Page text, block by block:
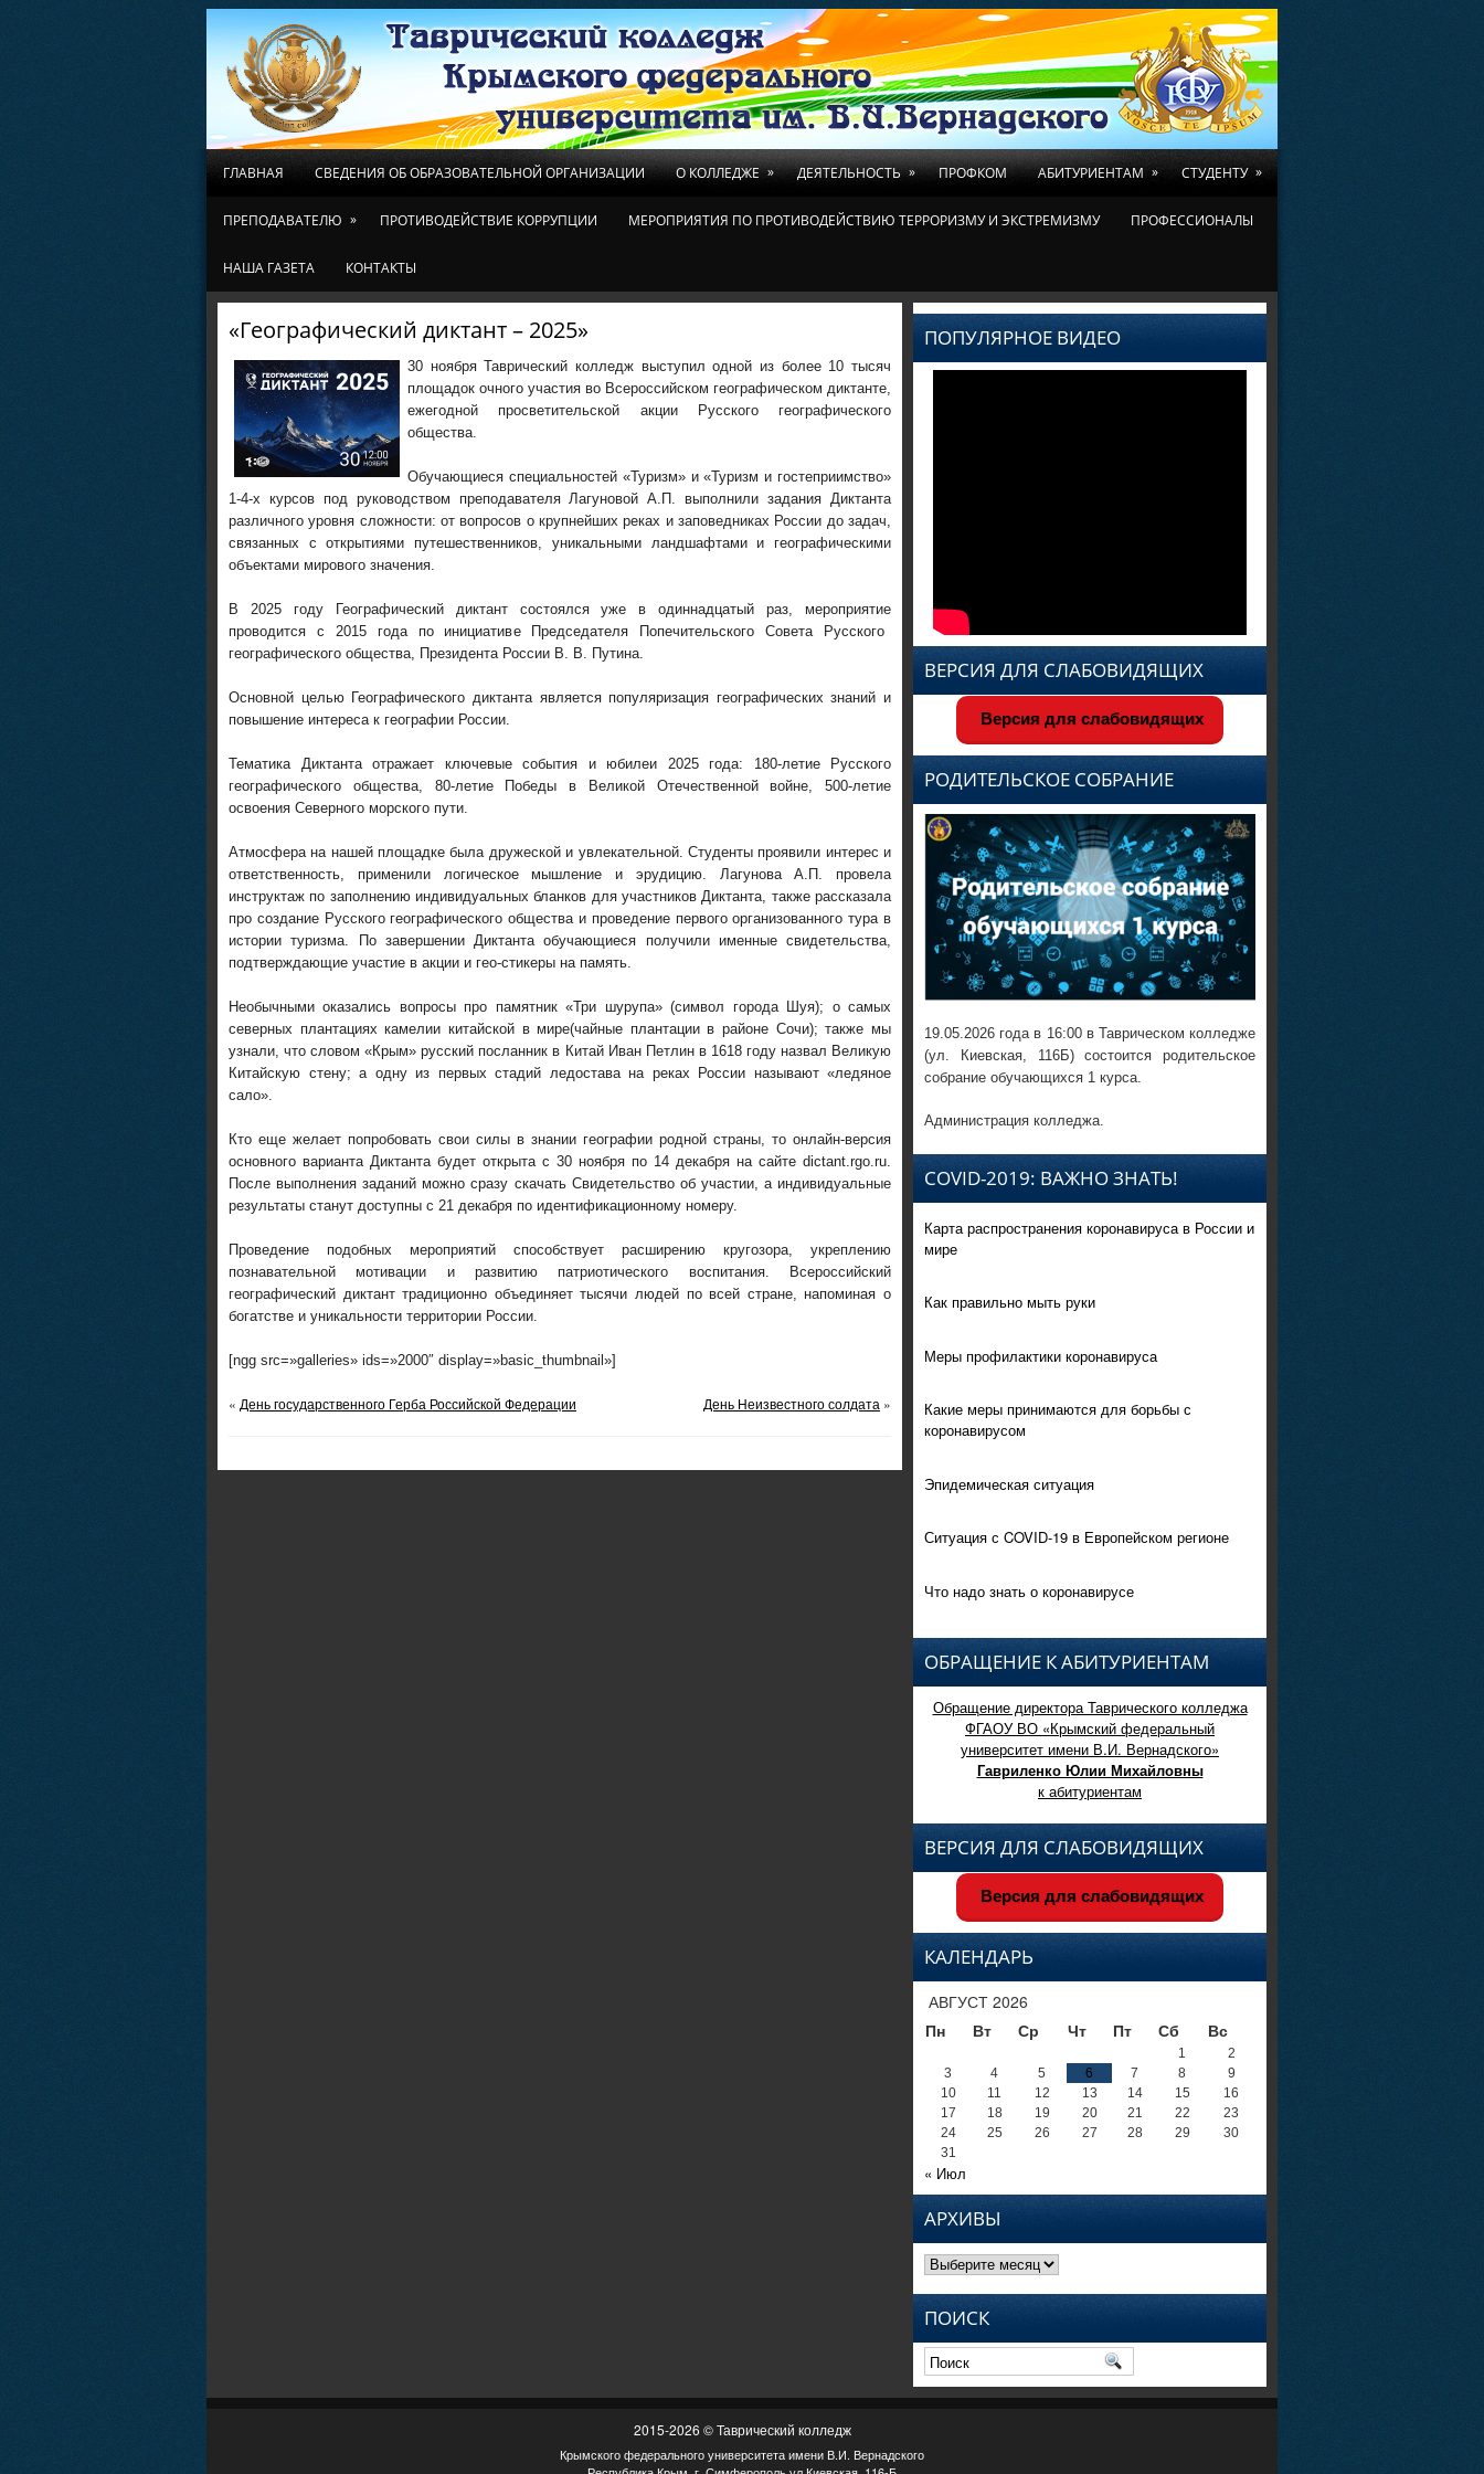
ГЛАВНАЯ СВЕДЕНИЯ ОБ ОБРАЗОВАТЕЛЬНОЙ ОРГАНИЗАЦИИ О КОЛЛЕДЖЕ » ДЕЯТЕЛЬНОСТЬ » ПРОФКОМ АБИТУРИЕНТАМ » СТУДЕНТУ »
ПРЕПОДАВАТЕЛЮ » ПРОТИВОДЕЙСТВИЕ КОРРУПЦИИ МЕРОПРИЯТИЯ ПО ПРОТИВОДЕЙСТВИЮ ТЕРРОРИЗМУ И ЭКСТРЕМИЗМУ ПРОФЕССИОНАЛЫ
НАША ГАЗЕТА КОНТАКТЫ
«Географический диктант – 2025»​
30 ноябряТаврический колледж выступил одной из более 10 тысяч
площадок очного участия во Всероссийском географическом диктанте,
ежегодной просветительской акции Русского географического
общества.
Обучающиеся специальностей «Туризм» и «Туризм и гостеприимство»
1-4-х курсовпод руководством преподавателя Лагуновой А.П. выполнили заданияДиктанта
различного уровня сложности: от вопросов о крупнейших реках и заповедниках России до задач,
связанных с открытиями путешественников, уникальными ландшафтами и географическими
объектами мирового значения.
В 2025 году Географический диктантсостоялсяуже в одиннадцатый раз, мероприятие
проводится с 2015 года по инициативе Председателя Попечительского Совета Русского
географического общества, Президента России В. В. Путина.
Основной целью Географического диктанта является популяризация географических знаний и
повышение интереса к географии России.
Тематика Диктанта отражает ключевые события и юбилеи 2025 года: 180-летие Русского
географического общества, 80-летие Победы в Великой Отечественной войне, 500-летие
освоения Северного морского пути.
Атмосфера нанашейплощадке была дружеской и увлекательной. Студенты проявили интерес и
ответственность, применили логическое мышление и эрудицию. Лагунова А.П. провела
инструктаж по заполнению индивидуальных бланков для участников Диктанта, также рассказала
про создание Русского географического обществаи проведение первого организованного тура в
истории туризма.
По завершении Диктантаобучающиеся получили именные свидетельства,
подтверждающие участие в акции и гео-стикеры на память.
Необычными оказались вопросы про памятник «Три шурупа»(символ города Шуя); осамых
северных плантациях камелии китайской в мире(чайные плантации в районе Сочи); также мы
узнали, чтословом «Крым» русский посланник в Китай Иван Петлинв 1618 году назвал Великую
Китайскую стену; а однуиз первых стадий ледоставана реках России называют «ледяное
сало».
Кто еще желает попробовать свои силы в знании географии родной страны, то онлайн-версия
основного варианта Диктанта будет открыта с 30 ноября по 14 декабря на сайте dictant.rgo.ru.
После выполнения заданий можно сразу скачать Свидетельство об участии, а индивидуальные
результаты станут доступны с 21 декабря по идентификационному номеру.
Проведение подобных мероприятий способствует расширению кругозора, укреплению
познавательной мотивации и развитию патриотического воспитания. Всероссийский
географический диктант традиционно объединяет тысячи людей по всей стране, напоминая о
богатстве и уникальности территории России.
[ngg src=»galleries» ids=»2000″ display=»basic_thumbnail»]
« День государственного Герба Российской Федерации День Неизвестного солдата »
ПОПУЛЯРНОЕ ВИДЕО
ВЕРСИЯ ДЛЯ СЛАБОВИДЯЩИХ
Версия для слабовидящих
РОДИТЕЛЬСКОЕ СОБРАНИЕ
19.05.2026 года в 16:00 в Таврическом колледже
(ул. Киевская, 116Б) состоится родительское
собрание обучающихся 1 курса.
Администрация колледжа.
COVID-2019: ВАЖНО ЗНАТЬ!
Карта распространения коронавируса в России и
мире
Как правильно мыть руки
Меры профилактики коронавируса
Какие меры принимаются для борьбы с
коронавирусом
Эпидемическая ситуация
Ситуация с COVID-19 в Европейском регионе
Что надо знать о коронавирусе
ОБРАЩЕНИЕ К АБИТУРИЕНТАМ
Обращение директора Таврического колледжа
ФГАОУ ВО «Крымский федеральный
университет имени В.И. Вернадского»
Гавриленко Юлии Михайловны
к абитуриентам
ВЕРСИЯ ДЛЯ СЛАБОВИДЯЩИХ
Версия для слабовидящих
КАЛЕНДАРЬ
АВГУСТ 2026
Пн
Вт Ср Чт Пт Сб Вс
1
2
3
4 5 6 7 8
9
10
11 12 13 14 15
16
17
18 19 20 21 22
23
24
25 26 27 28 29
30
31
« Июл
АРХИВЫ
Архивы
ПОИСК
2015-2026 © Таврический колледж
Крымского федерального университета имени В.И. Вернадского